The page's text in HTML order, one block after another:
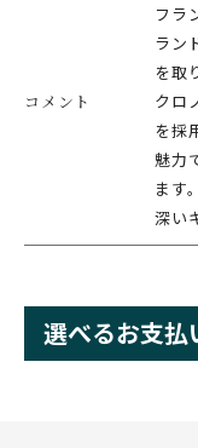
コメント
フラ
ラン
を取
クロ
を採
魅力
ます
深い
選べるお支払